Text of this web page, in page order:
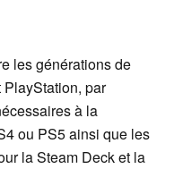
les générations de
par
à la
ou PS5 ainsi que les
la Steam Deck et la